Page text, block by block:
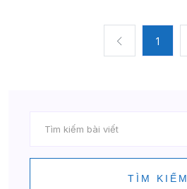
1
TÌM KIẾM